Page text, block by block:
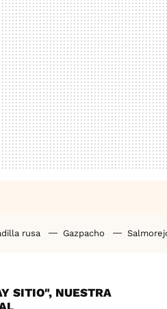
rusa Gazpacho
SITIO", NUESTRA